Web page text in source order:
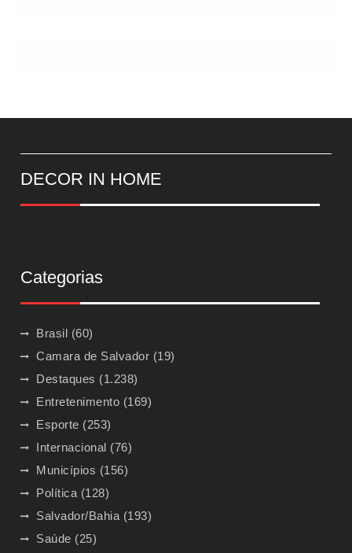
DECOR IN HOME
Categorias
Brasil (60)
Camara de Salvador (19)
Destaques (1.238)
Entretenimento (169)
Esporte (253)
Internacional (76)
Municípios (156)
Política (128)
Salvador/Bahia (193)
Saúde (25)